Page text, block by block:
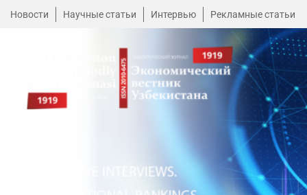
Новости Научные статьи Интервью Рекламные статьи